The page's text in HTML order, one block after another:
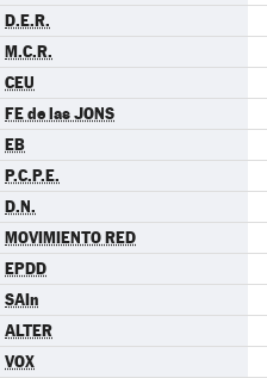
D.E.R.
M.C.R.
CEU
FE de las JONS
EB
P.C.P.E.
D.N.
MOVIMIENTO RED
EPDD
SAIn
ALTER
VOX